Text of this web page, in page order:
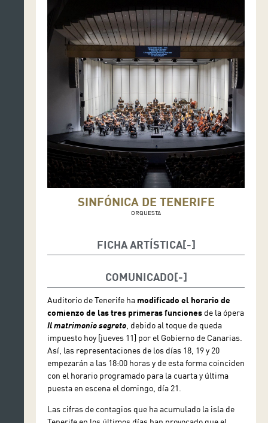
SINFÓNICA DE TENERIFE
ORQUESTA
FICHA ARTÍSTICA
Davide Levi, director musical
Roberto Catalano, director escena
Emanuele Sinisi, diseño escenografía
Ilaria Ariemme, diseño vestuario
Fiammetta Baldiserri, diseño iluminación
Sinfónica de Tenerife
COMUNICADO
Auditorio de Tenerife ha modificado el horario de
comienzo de las tres primeras funcionesde la ópera
Il matrimonio segreto, debido al toque de queda
impuesto hoy [jueves 11] por el Gobierno de Canarias.
Así, las representaciones de los días 18, 19 y 20
empezarán a las 18:00 horas y de esta forma coinciden
con el horario programado para la cuarta y última
puesta en escena el domingo, día 21.
Las cifras de contagios que ha acumulado la isla de